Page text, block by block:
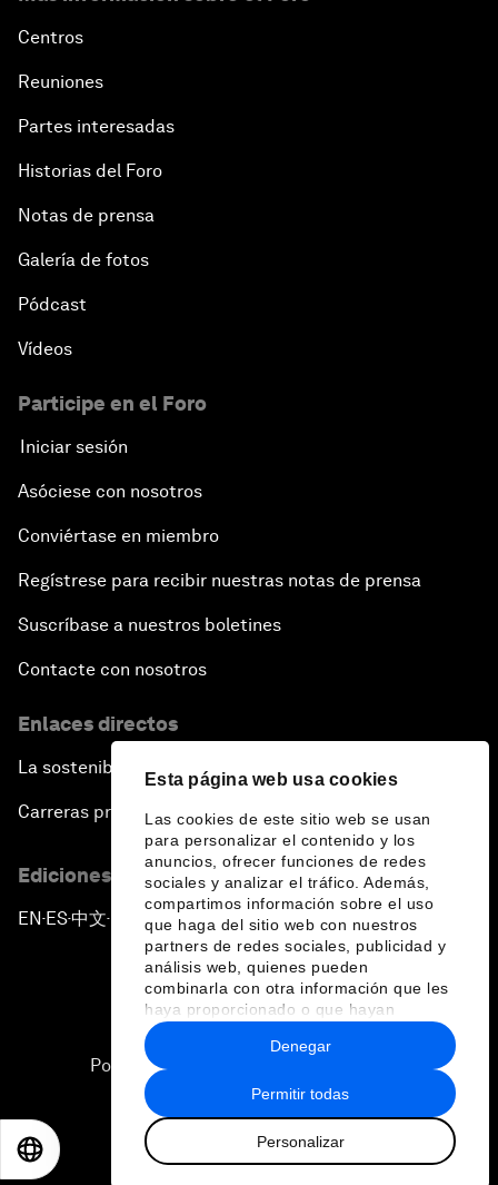
Esta página web usa cookies
Las cookies de este sitio web se usan
para personalizar el contenido y los
anuncios, ofrecer funciones de redes
sociales y analizar el tráfico. Además,
compartimos información sobre el uso
que haga del sitio web con nuestros
partners de redes sociales, publicidad y
análisis web, quienes pueden
combinarla con otra información que les
haya proporcionado o que hayan
recopilado a partir del uso que haya
hecho de sus servicios.
Permitir todas
Personalizar
Denegar
Centros
Reuniones
Partes interesadas
Historias del Foro
Notas de prensa
Galería de fotos
Pódcast
Vídeos
Participe en el Foro
Iniciar sesión
Asóciese con nosotros
Conviértase en miembro
Regístrese para recibir nuestras notas de prensa
Suscríbase a nuestros boletines
Contacte con nosotros
Enlaces directos
La sostenibilidad en el Foro
Carreras profesionales
Ediciones en otros idiomas
EN ▪ES▪中文▪ 日本語
Política de privacidad y normas de uso
Sitemap
2026 Foro Económico Mundial